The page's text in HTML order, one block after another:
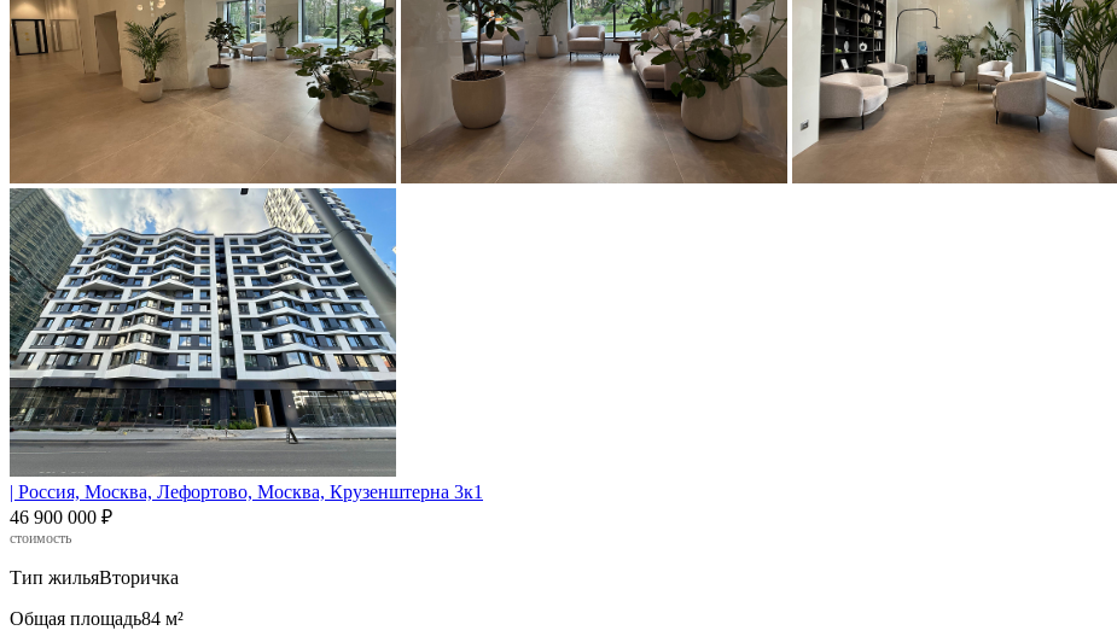
| Россия, Москва, Лефортово, Москва, Крузенштерна 3к1
46 900 000 ₽
стоимость
Тип жильяВторичка
Общая площадь84 м²